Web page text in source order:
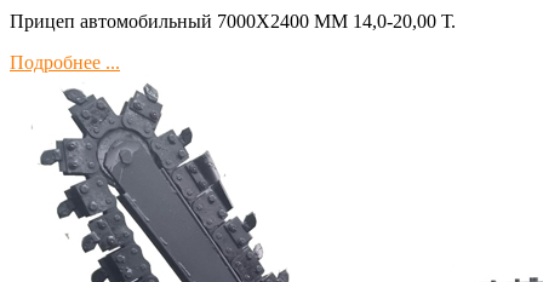
Прицеп автомобильный 7000Х2400 ММ 14,0-20,00 Т.
Подробнее ...